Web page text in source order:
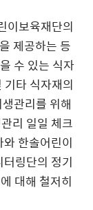
이보육재단의
제공하는 등
수 있는 식자
타 식자재의
관리를 위해
리 일일 체크
한솔어린이
링단의 정기
대해 철저히